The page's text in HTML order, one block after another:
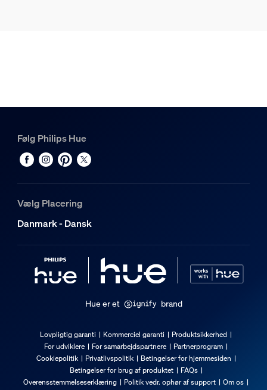
Farve
Hvid
Holdbarhed
Antal tændingscyklusser
50.000
Omgivelsestemperaturområde
25.000
Ekstra funktioner/tilbehør medfølger
Følg Philips Hue
Vælg Placering
Danmark - Dansk
Hue er et brand
Lovpligtig garanti Kommerciel garanti
Produktsikkerhed
For udviklere
For samarbejdspartnere
Partnerprogram
Cookiepolitik
Privatlivspolitik
Betingelser for hjemmesiden
Betingelser for brug af produktet
FAQs
Overensstemmelseserklæring
Politik vedr. ophør af support
Om os